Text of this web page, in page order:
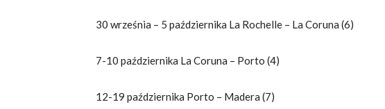
30 września – 5 października La Rochelle – La Coruna (6)
7-10 października La Coruna – Porto (4)
12-19 października Porto – Madera (7)